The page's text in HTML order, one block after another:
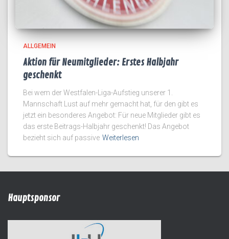
ALLGEMEIN
Aktion für Neumitglieder: Erstes Halbjahr
geschenkt
Bei wem der Westfalen-Liga-Aufstieg unserer 1.
Mannschaft Lust auf mehr gemacht hat, für den gibt es
jetzt ein besonderes Angebot: Für neue Mitglieder gibt es
das erste Beitrags-Halbjahr geschenkt! Das Angebot
bezieht sich auf passive Weiterlesen
Hauptsponsor